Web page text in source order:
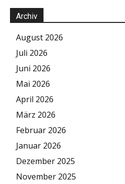
Archiv
August 2026
Juli 2026
Juni 2026
Mai 2026
April 2026
März 2026
Februar 2026
Januar 2026
Dezember 2025
November 2025